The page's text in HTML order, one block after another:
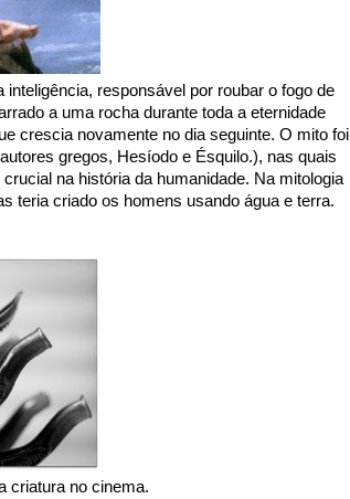
responsável por roubar o fogo de
a uma rocha durante toda a eternidade
crescia novamente no dia seguinte. O mito foi
gregos, Hesíodo e Ésquilo.), nas quais
na história da humanidade. Na mitologia
teria criado os homens usando água e terra.
criatura no cinema.